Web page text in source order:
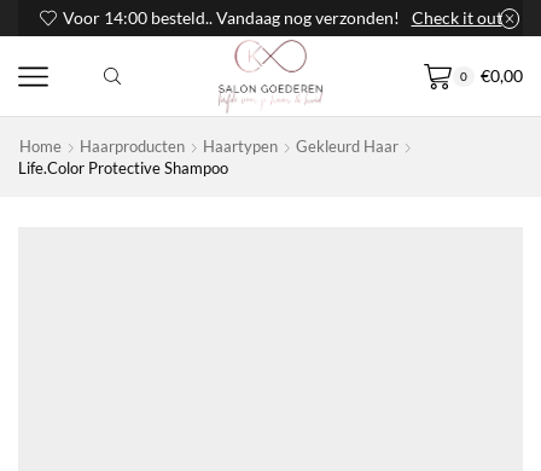
Voor 14:00 besteld.. Vandaag nog verzonden! Check it out
0 €0,00
Home Haarproducten Haartypen
Gekleurd Haar
Life.Color Protective Shampoo